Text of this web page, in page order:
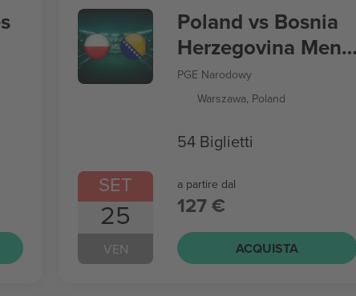
SET
25
VEN
Poland vs Bosnia
Herzegovina Men's
Nations League
PGE Narodowy
Warszawa, Poland
54 Biglietti
a partire dal
127 €
ACQUISTA